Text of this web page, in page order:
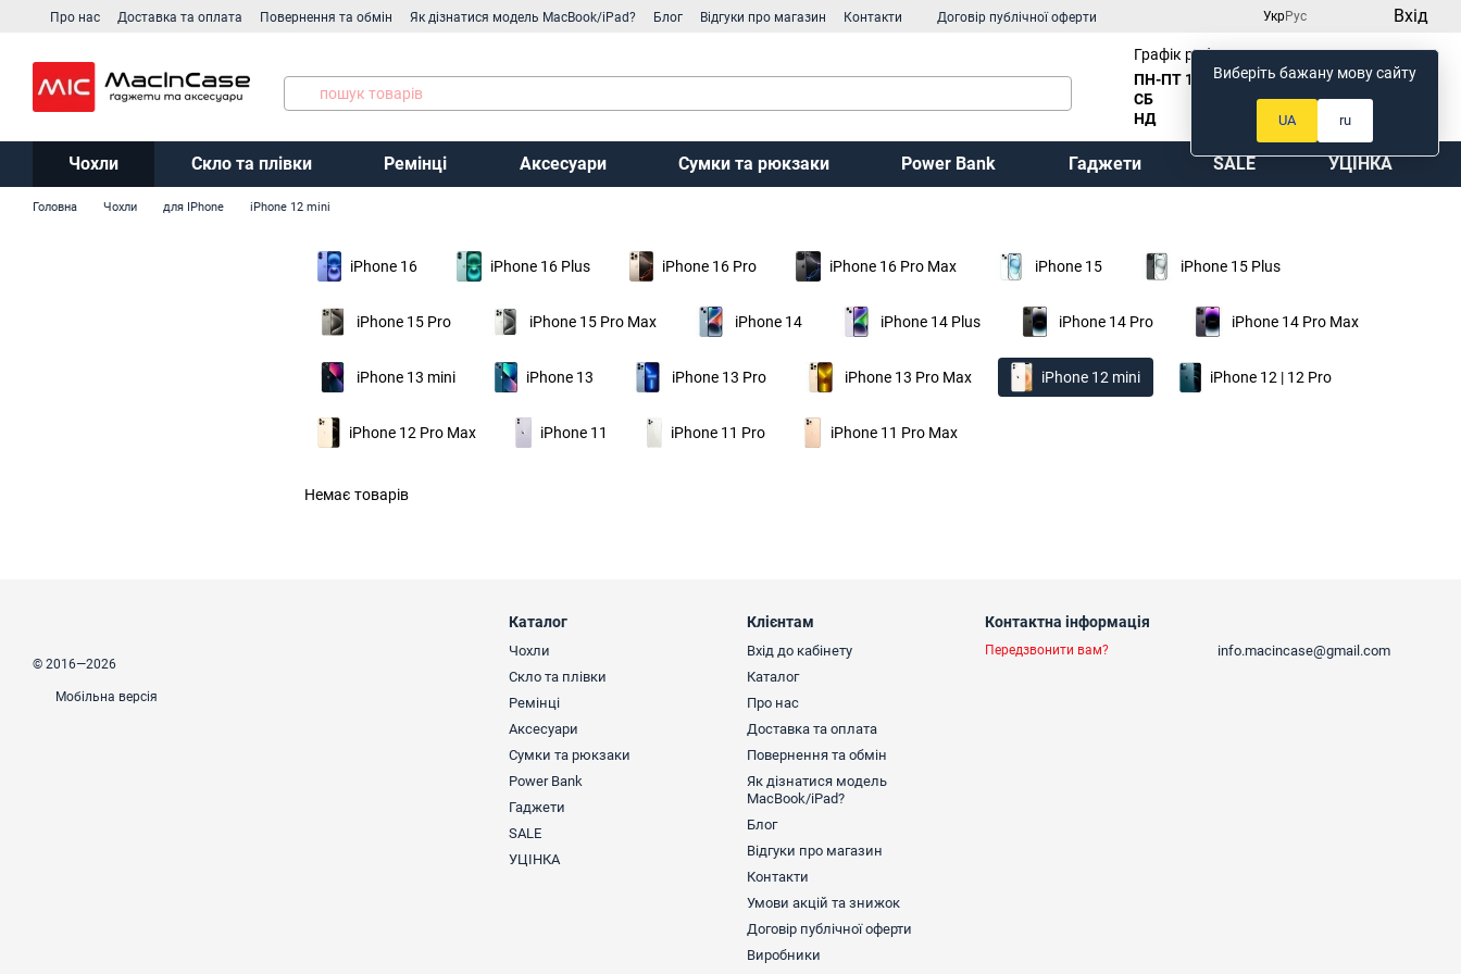
Перейти до основного контенту
Про нас Доставка та оплата Повернення та обмін Як дізнатися модель MacBook/iPad? Блог Відгуки про магазин Контакти
Договір публічної оферти
УкрРус Вхід
Графік роботи:
ПН-ПТ 10
:00 до 18:00
СБ
Вихідний
НД
Мій кошик
Чохли Скло та плівки Ремінці Аксесуари Сумки та рюкзаки Power Bank Гаджети SALE УЦІНКА
Головна Чохли для IPhone iPhone 12 mini
iPhone 16 iPhone 16 Plus iPhone 16 Pro iPhone 16 Pro Max iPhone 15 iPhone 15 Plus
iPhone 15 Pro iPhone 15 Pro Max iPhone 14 iPhone 14 Plus iPhone 14 Pro iPhone 14 Pro Max
iPhone 13 mini iPhone 13 iPhone 13 Pro iPhone 13 Pro Max iPhone 12 mini iPhone 12 | 12 Pro
iPhone 12 Pro Max iPhone 11 iPhone 11 Pro iPhone 11 Pro Max
Немає товарів
© 2016—2026
Мобільна версія
Каталог
Чохли
Скло та плівки
Ремінці
Аксесуари
Сумки та рюкзаки
Power Bank
Гаджети
SALE
УЦІНКА
Клієнтам
Вхід до кабінету
Каталог
Про нас
Доставка та оплата
Повернення та обмін
Як дізнатися модель
MacBook/iPad?
Блог
Відгуки про магазин
Контакти
Умови акцій та знижок
Договір публічної оферти
Виробники
Контактна інформація
Передзвонити вам? info.macincase@gmail.com
Виберіть бажану мову сайту
UA ru